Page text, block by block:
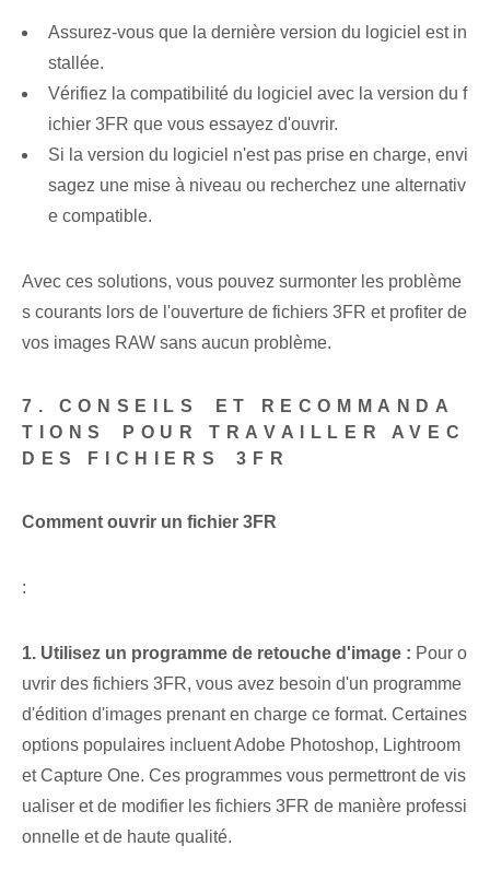
Assurez-vous que la dernière version du ⁤logiciel est in
stallée.
Vérifiez la compatibilité du logiciel avec la version du f
ichier 3FR que vous essayez d'ouvrir.
Si la version du logiciel n'est pas prise en charge, envi
sagez une mise à niveau ou recherchez une alternativ
e compatible.
Avec ces ⁤solutions, vous pouvez surmonter les ⁤problème
s⁤ courants lors de l'ouverture de fichiers 3FR⁤ et profiter de
vos images RAW sans aucun problème.
7. CONSEILS ⁢ET RECOMMANDA
TIONS⁢ POUR TRAVAILLER AVEC
DES FICHIERS ⁣3FR
Comment ouvrir un fichier 3FR
:
1. Utilisez un programme de retouche d'image : Pour o
uvrir des fichiers 3FR, vous avez besoin d'un programme
d'édition d'images prenant en charge ce format. Certaines
options populaires incluent Adobe Photoshop, Lightroom
et Capture One. Ces programmes vous permettront de vis
ualiser et de modifier les fichiers 3FR de manière professi
onnelle et de haute qualité.